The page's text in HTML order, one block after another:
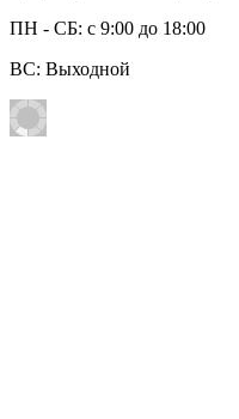
ПН - СБ: с 9:00 до 18:00
ВС: Выходной